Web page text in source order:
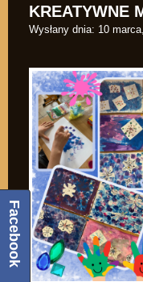
KREATYWNE
Wysłany dnia: 10
Facebook